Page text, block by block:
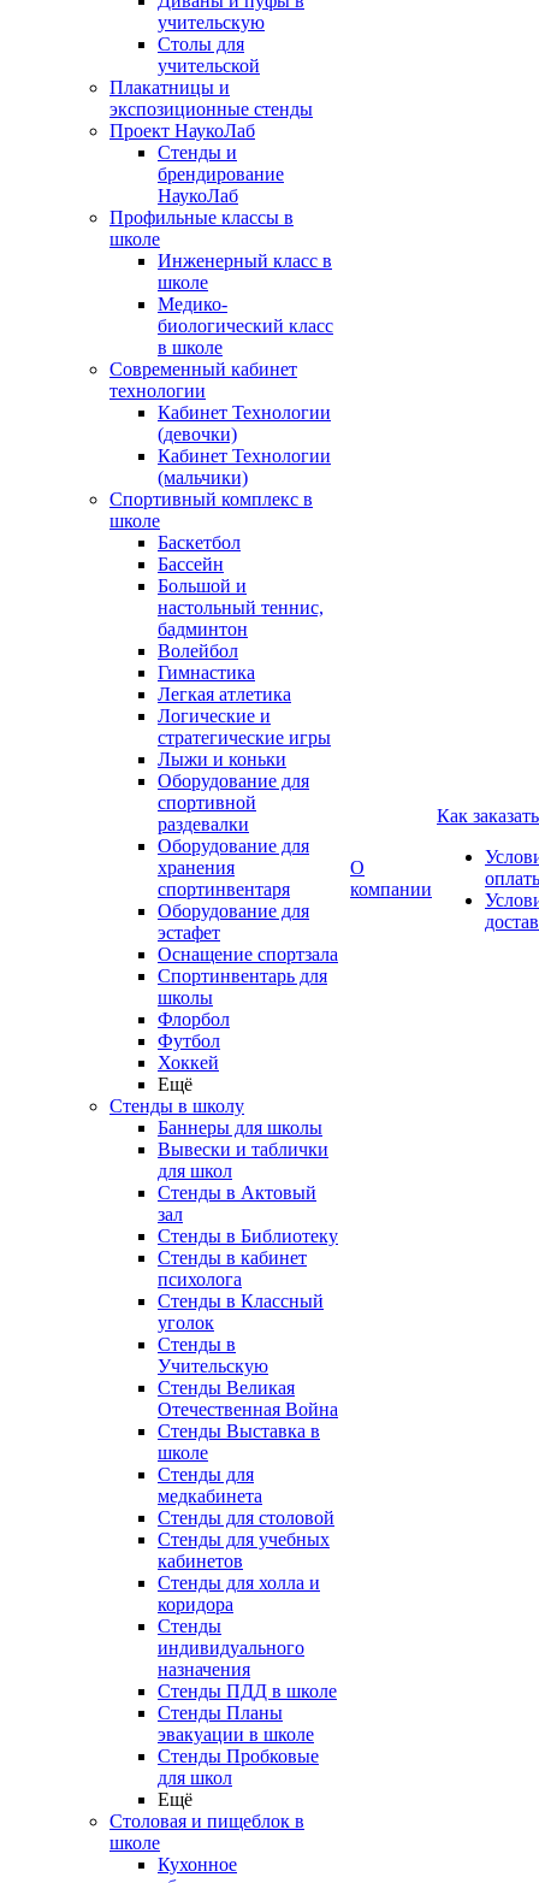
учительскую
Столы для
учительской
Плакатницы и
экспозиционные стенды
Проект НаукоЛаб
Стенды и
брендирование
НаукоЛаб
Профильные классы в
школе
Инженерный класс в
школе
Медико-
биологический класс
в школе
Современный кабинет
технологии
Кабинет Технологии
(девочки)
Кабинет Технологии
(мальчики)
Спортивный комплекс в
школе
Баскетбол
Бассейн
Большой и
настольный теннис,
бадминтон
Волейбол
Гимнастика
Легкая атлетика
Логические и
стратегические игры
Лыжи и коньки
Оборудование для
спортивной
раздевалки
Оборудование для
хранения
спортинвентаря
Оборудование для
эстафет
Оснащение спортзала
Спортинвентарь для
школы
Флорбол
Футбол
Хоккей
Ещё
Стенды в школу
Баннеры для школы
Вывески и таблички
для школ
Стенды в Актовый
зал
Стенды в Библиотеку
Стенды в кабинет
психолога
Стенды в Классный
уголок
Стенды в
Учительскую
Стенды Великая
Отечественная Война
Стенды Выставка в
школе
Стенды для
медкабинета
Стенды для столовой
Стенды для учебных
кабинетов
Стенды для холла и
коридора
Стенды
индивидуального
назначения
Стенды ПДД в школе
Стенды Планы
эвакуации в школе
Стенды Пробковые
для школ
Ещё
Столовая и пищеблок в
школе
Кухонное
О
компании
Как